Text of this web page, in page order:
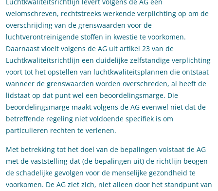
welomschreven, rechtstreeks werkende verplichting op om de
overschrijding van de grenswaarden voor de
luchtverontreinigende stoffen in kwestie te voorkomen.
Daarnaast vloeit volgens de AG uit artikel 23 van de
Luchtkwaliteitsrichtlijn een duidelijke zelfstandige verplichting
voort tot het opstellen van luchtkwaliteitsplannen die ontstaat
wanneer de grenswaarden worden overschreden, al heeft de
lidstaat op dat punt wel een beoordelingsmarge. Die
beoordelingsmarge maakt volgens de AG evenwel niet dat de
betreffende regeling niet voldoende specifiek is om
particulieren rechten te verlenen.
Met betrekking tot het doel van de bepalingen volstaat de AG
met de vaststelling dat (de bepalingen uit) de richtlijn beogen
de schadelijke gevolgen voor de menselijke gezondheid te
voorkomen. De AG ziet zich, niet alleen door het standpunt van